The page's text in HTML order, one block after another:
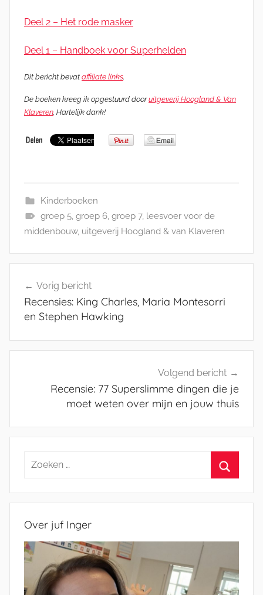
Deel 2 – Het rode masker
Deel 1 – Handboek voor Superhelden
Dit bericht bevat affiliate links.
De boeken kreeg ik opgestuurd dooruitgeverij Hoogland & Van
Klaveren. Hartelijk dank!
Kinderboeken
groep 5, groep 6, groep 7, leesvoer voor de
middenbouw, uitgeverij Hoogland & van Klaveren
navigatie
Vorig bericht
Recensies: King Charles, Maria Montesorri
en Stephen Hawking
Volgend bericht
Recensie: 77 Superslimme dingen die je
moet weten over mijn en jouw thuis
Zoeken
Over juf Inger